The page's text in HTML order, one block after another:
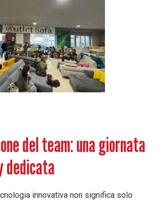
del team: una giornata
dedicata
innovativa non significa solo